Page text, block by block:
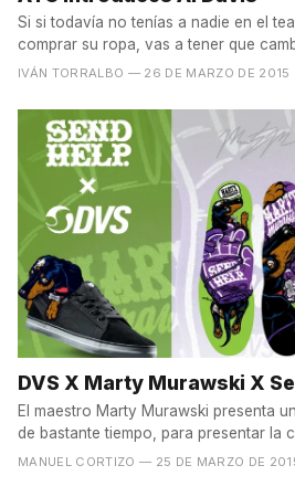
Si si todavía no tenías a nadie en el
comprar su ropa, vas a tener que
IVÁN TORRALBO — 26 DE MARZO DE 2015
DVS X Marty Murawski X
El maestro Marty Murawski presenta
de bastante tiempo, para presentar la
MANUEL CORTIZO — 25 DE MARZO DE